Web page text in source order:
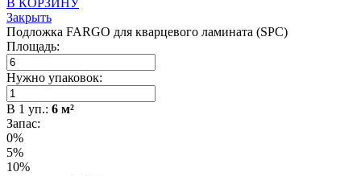
В КОРЗИНУ
Закрыть
Подложка FARGO для кварцевого ламината (SPC)
Площадь:
Нужно упаковок:
В 1 уп.: 6 м²
Запас:
0%
5%
10%